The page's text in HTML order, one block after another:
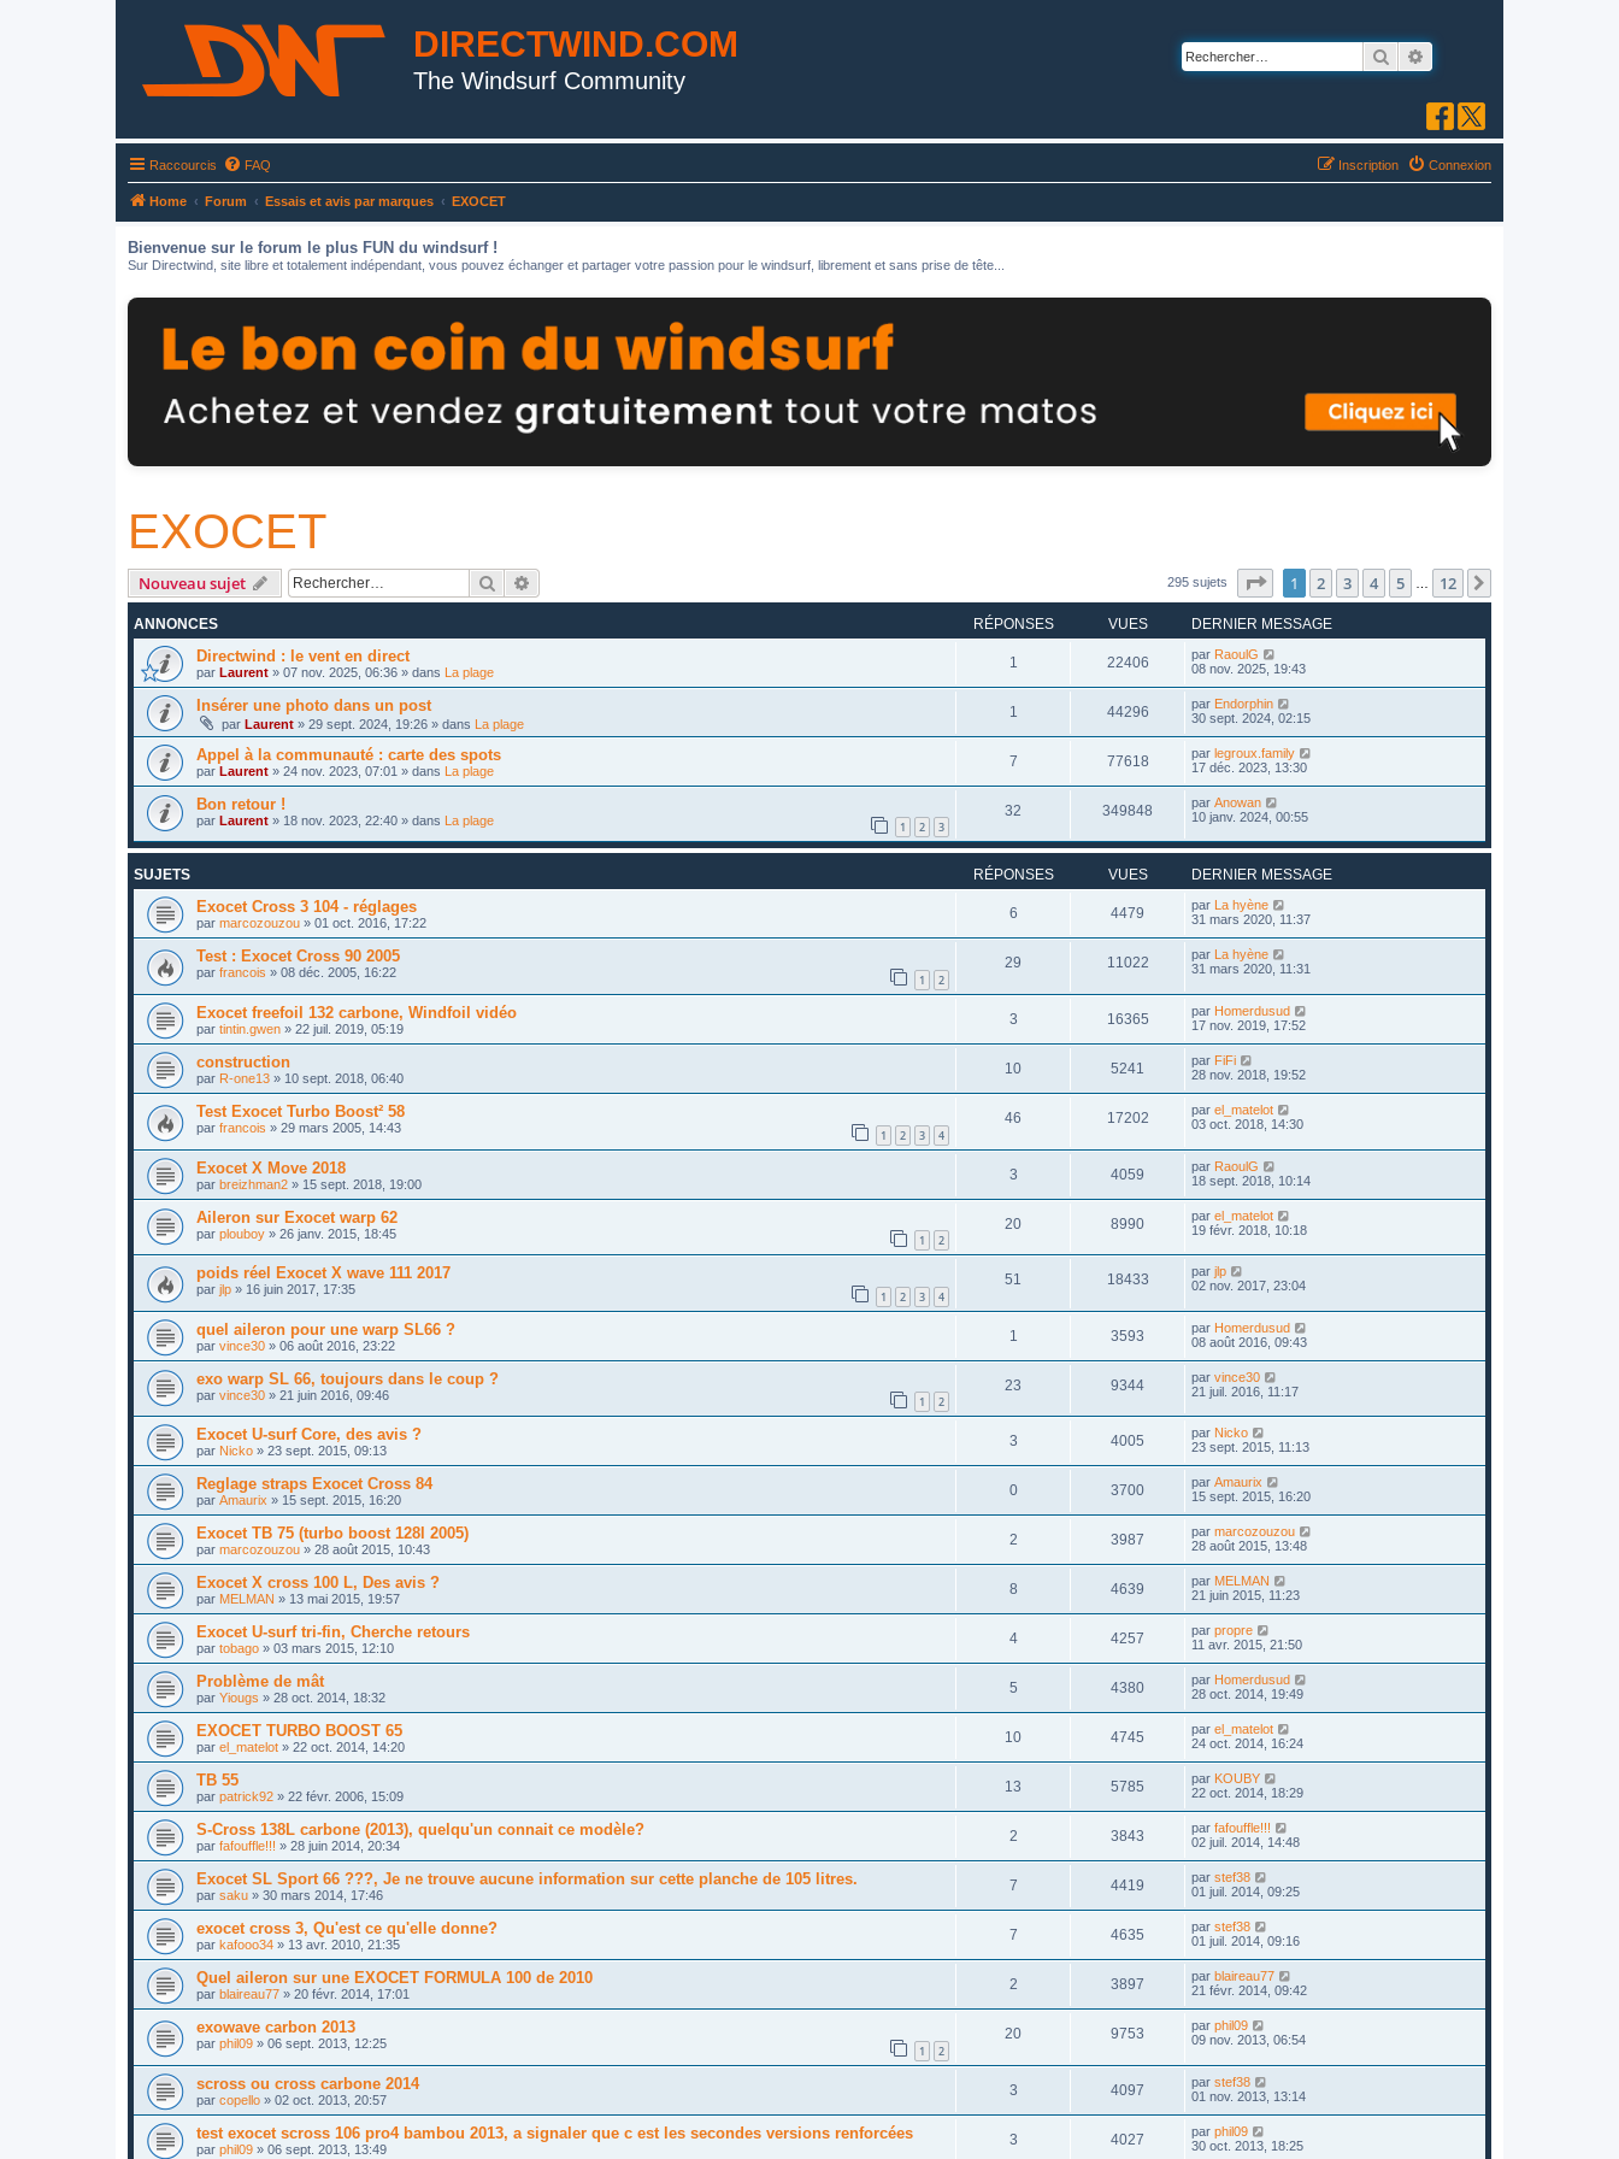
DIRECTWIND.COM
The Windsurf Community
Rechercher
Raccourcis FAQ Connexion
Inscription
Home Forum Essais et avis par marques EXOCET
Bienvenue sur le forum le plus FUN du windsurf !
Sur Directwind, site libre et totalement indépendant, vous pouvez échanger et partager votre passion pour le windsurf, librement et sans prise de tête...
EXOCET
Nouveau sujet Rechercher 295 sujets Page sur12
1 2 3 4 5 12
ANNONCES RÉPONSES VUES DERNIER MESSAGE
Directwind : le vent en direct
par Laurent » 07 nov. 2025, 06:36 » dans La plage
1 22406 par RaoulG
08 nov. 2025, 19:43
Insérer une photo dans un post
par Laurent » 29 sept. 2024, 19:26 » dans La plage
1 44296 par Endorphin
30 sept. 2024, 02:15
Appel à la communauté : carte des spots
par Laurent » 24 nov. 2023, 07:01 » dans La plage
7 77618 par legroux.family
17 déc. 2023, 13:30
Bon retour !
par Laurent » 18 nov. 2023, 22:40 » dans La plage 1 2 3
32 349848 par Anowan
10 janv. 2024, 00:55
SUJETS RÉPONSES VUES DERNIER MESSAGE
Exocet Cross 3 104 - réglages
par marcozouzou » 01 oct. 2016, 17:22
6 4479 par
La hyène
31 mars 2020, 11:37
Test : Exocet Cross 90 2005
par francois » 08 déc. 2005, 16:22 1 2
29 11022 par
La hyène
31 mars 2020, 11:31
Exocet freefoil 132 carbone, Windfoil vidéo
par tintin.gwen » 22 juil. 2019, 05:19
3 16365 par Homerdusud
17 nov. 2019, 17:52
construction
par R-one13 » 10 sept. 2018, 06:40
10 5241 par FiFi
28 nov. 2018, 19:52
Test Exocet Turbo Boost² 58
par francois » 29 mars 2005, 14:43 1 2 3 4
46 17202 par el_matelot
03 oct. 2018, 14:30
Exocet X Move 2018
par breizhman2 » 15 sept. 2018, 19:00
3 4059 par RaoulG
18 sept. 2018, 10:14
Aileron sur Exocet warp 62
par plouboy » 26 janv. 2015, 18:45 1 2
20 8990 par el_matelot
19 févr. 2018, 10:18
poids réel Exocet X wave 111 2017
par jlp » 16 juin 2017, 17:35 1 2 3 4
51 18433 par jlp
02 nov. 2017, 23:04
quel aileron pour une warp SL66 ?
par vince30 » 06 août 2016, 23:22
1 3593 par Homerdusud
08 août 2016, 09:43
exo warp SL 66, toujours dans le coup ?
par vince30 » 21 juin 2016, 09:46 1 2
23 9344 par vince30
21 juil. 2016, 11:17
Exocet U-surf Core, des avis ?
par Nicko » 23 sept. 2015, 09:13
3 4005 par Nicko
23 sept. 2015, 11:13
Reglage straps Exocet Cross 84
par Amaurix » 15 sept. 2015, 16:20
0 3700 par Amaurix
15 sept. 2015, 16:20
Exocet TB 75 (turbo boost 128l 2005)
par marcozouzou » 28 août 2015, 10:43
2 3987 par marcozouzou
28 août 2015, 13:48
Exocet X cross 100 L, Des avis ?
par MELMAN » 13 mai 2015, 19:57
8 4639 par MELMAN
21 juin 2015, 11:23
Exocet U-surf tri-fin, Cherche retours
par tobago » 03 mars 2015, 12:10
4 4257 par propre
11 avr. 2015, 21:50
Problème de mât
par Yiougs » 28 oct. 2014, 18:32
5 4380 par Homerdusud
28 oct. 2014, 19:49
EXOCET TURBO BOOST 65
par el_matelot » 22 oct. 2014, 14:20
10 4745 par el_matelot
24 oct. 2014, 16:24
TB 55
par patrick92 » 22 févr. 2006, 15:09
13 5785 par KOUBY
22 oct. 2014, 18:29
S-Cross 138L carbone (2013), quelqu'un connait ce modèle?
par fafouffle!!! » 28 juin 2014, 20:34
2 3843 par fafouffle!!!
02 juil. 2014, 14:48
Exocet SL Sport 66 ???, Je ne trouve aucune information sur cette planche de 105 litres.
par saku » 30 mars 2014, 17:46
7 4419 par stef38
01 juil. 2014, 09:25
exocet cross 3, Qu'est ce qu'elle donne?
par kafooo34 » 13 avr. 2010, 21:35
7 4635 par stef38
01 juil. 2014, 09:16
Quel aileron sur une EXOCET FORMULA 100 de 2010
par blaireau77 » 20 févr. 2014, 17:01
2 3897 par blaireau77
21 févr. 2014, 09:42
exowave carbon 2013
par phil09 » 06 sept. 2013, 12:25 1 2
20 9753 par phil09
09 nov. 2013, 06:54
scross ou cross carbone 2014
par copello » 02 oct. 2013, 20:57
3 4097 par stef38
01 nov. 2013, 13:14
test exocet scross 106 pro4 bambou 2013, a signaler que c est les secondes versions renforcées
par phil09 » 06 sept. 2013, 13:49
3 4027 par phil09
30 oct. 2013, 18:25